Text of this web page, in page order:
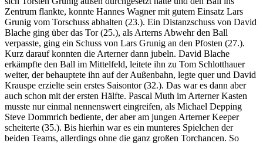
Zentrum flankte, konnte Hannes Wagner mit gutem Einsatz Lars
Grunig vom Torschuss abhalten (23.). Ein Distanzschuss von David
Blache ging über das Tor (25.), als Arterns Abwehr den Ball
verpasste, ging ein Schuss von Lars Grunig an den Pfosten (27.).
Kurz darauf konnten die Arterner dann jubeln. David Blache
erkämpfte den Ball im Mittelfeld, leitete ihn zu Tom Schlotthauer
weiter, der behauptete ihn auf der Außenbahn, legte quer und David
Krauspe erzielte sein erstes Saisontor (32.). Das war es dann aber
auch schon mit der ersten Hälfte. Pascal Muth im Arterner Kasten
musste nur einmal nennenswert eingreifen, als Michael Depping
Steve Dommrich bediente, der aber am jungen Arterner Keeper
scheiterte (35.). Bis hierhin war es ein munteres Spielchen der
beiden Teams, allerdings ohne die ganz großen Torchancen. So